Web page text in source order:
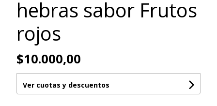
hebras sabor Frutos
rojos
$10.000,00
Ver cuotas y descuentos